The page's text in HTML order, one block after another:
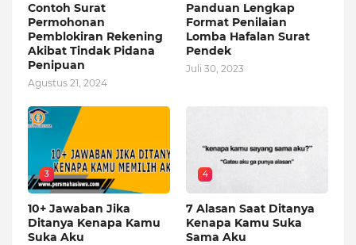
Contoh Surat
Permohonan
Pemblokiran Rekening
Akibat Tindak Pidana
Penipuan
Agustus 21, 2024
Panduan Lengkap
Format Penilaian
Lomba Hafalan Surat
Pendek
Juli 30, 2023
3
10+ Jawaban Jika
Ditanya Kenapa Kamu
Suka Aku
4
7 Alasan Saat Ditanya
Kenapa Kamu Suka
Sama Aku